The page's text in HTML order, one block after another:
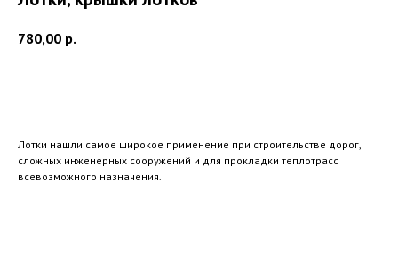
780,00 р.
Лотки нашли самое широкое применение при строительстве дорог,
сложных инженерных сооружений и для прокладки теплотрасс
всевозможного назначения.